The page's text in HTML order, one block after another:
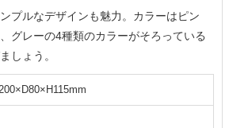
プルなデザインも魅力。カラーはピン
グレーの4種類のカラーがそろっている
しょう。